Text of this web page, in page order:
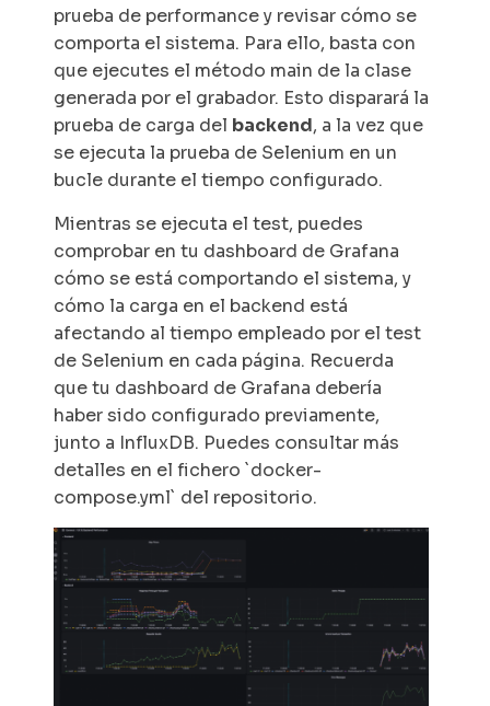
prueba de performance y revisar cómo se
comporta el sistema. Para ello, basta con
que ejecutes el método main de la clase
generada por el grabador. Esto disparará la
prueba de carga del backend, a la vez que
se ejecuta la prueba de Selenium en un
bucle durante el tiempo configurado.
Mientras se ejecuta el test, puedes
comprobar en tu dashboard de Grafana
cómo se está comportando el sistema, y
cómo la carga en el backend está
afectando al tiempo empleado por el test
de Selenium en cada página. Recuerda
que tu dashboard de Grafana debería
haber sido configurado previamente,
junto a InfluxDB. Puedes consultar más
detalles en el fichero `docker-
compose.yml` del repositorio.